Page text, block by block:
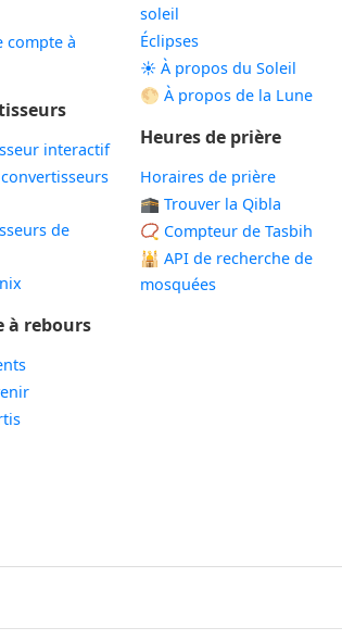
compte à
interactif
de
à rebours
soleil
Éclipses
☀️ À propos du Soleil
🌕 À propos de la Lune
Heures de prière
Horaires de prière
🕋 Trouver la Qibla
📿 Compteur de Tasbih
🕌 API de recherche de
mosquées